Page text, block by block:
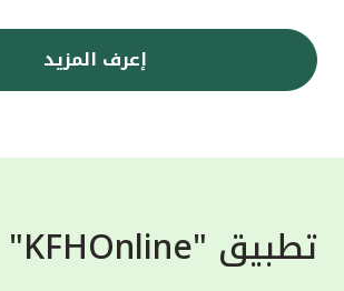
إعرف المزيد
تطبيق "KFHOnline"